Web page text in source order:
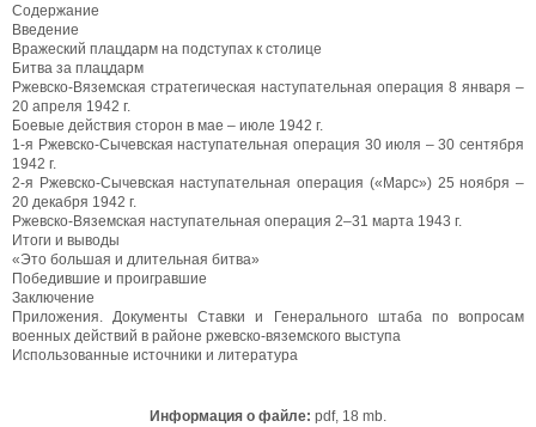
Содержание
Введение
Вражеский плацдарм на подступах к столице
Битва за плацдарм
Ржевско-Вяземская стратегическая наступательная операция 8 января –
20 апреля 1942 г.
Боевые действия сторон в мае – июле 1942 г.
1-я Ржевско-Сычевская наступательная операция 30 июля – 30 сентября
1942 г.
2-я Ржевско-Сычевская наступательная операция («Марс») 25 ноября –
20 декабря 1942 г.
Ржевско-Вяземская наступательная операция 2–31 марта 1943 г.
Итоги и выводы
«Это большая и длительная битва»
Победившие и проигравшие
Заключение
Приложения. Документы Ставки и Генерального штаба по вопросам
военных действий в районе ржевско-вяземского выступа
Использованные источники и литература
Информация о файле: pdf, 18 mb.